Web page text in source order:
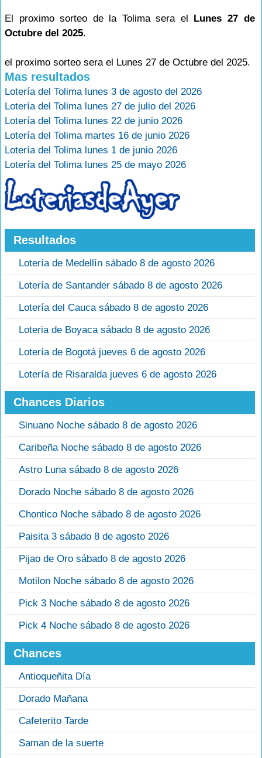
El proximo sorteo de la Tolima sera el Lunes 27 de
Octubre del 2025.
el proximo sorteo sera el Lunes 27 de Octubre del 2025.
Mas resultados
Lotería del Tolima lunes 3 de agosto del 2026
Lotería del Tolima lunes 27 de julio del 2026
Lotería del Tolima lunes 22 de junio 2026
Lotería del Tolima martes 16 de junio 2026
Lotería del Tolima lunes 1 de junio 2026
Lotería del Tolima lunes 25 de mayo 2026
Resultados
Lotería de Medellín sábado 8 de agosto 2026
Lotería de Santander sábado 8 de agosto 2026
Lotería del Cauca sábado 8 de agosto 2026
Loteria de Boyaca sábado 8 de agosto 2026
Lotería de Bogotá jueves 6 de agosto 2026
Lotería de Risaralda jueves 6 de agosto 2026
Chances Diarios
Sinuano Noche sábado 8 de agosto 2026
Caribeña Noche sábado 8 de agosto 2026
Astro Luna sábado 8 de agosto 2026
Dorado Noche sábado 8 de agosto 2026
Chontico Noche sábado 8 de agosto 2026
Paisita 3 sábado 8 de agosto 2026
Pijao de Oro sábado 8 de agosto 2026
Motilon Noche sábado 8 de agosto 2026
Pick 3 Noche sábado 8 de agosto 2026
Pick 4 Noche sábado 8 de agosto 2026
Chances
Antioqueñita Día
Dorado Mañana
Cafeterito Tarde
Saman de la suerte